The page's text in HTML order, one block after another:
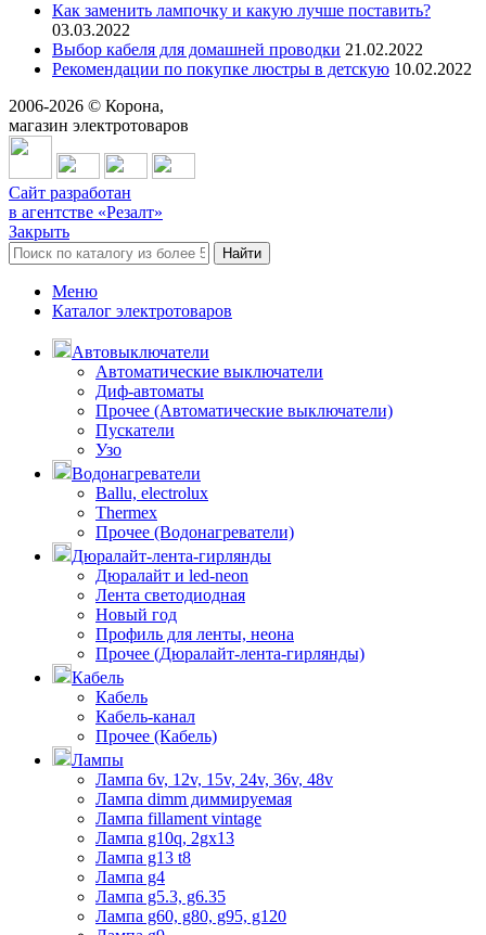
Как заменить лампочку и какую лучше поставить?
03.03.2022
Выбор кабеля для домашней проводки 21.02.2022
Рекомендации по покупке люстры в детскую 10.02.2022
2006-2026 © Корона,
магазин электротоваров
Сайт разработан
в агентстве «Резалт»
Закрыть
Найти
Меню
Каталог электротоваров
Автовыключатели
Автоматические выключатели
Диф-автоматы
Прочее (Автоматические выключатели)
Пускатели
Узо
Водонагреватели
Ballu, electrolux
Thermex
Прочее (Водонагреватели)
Дюралайт-лента-гирлянды
Дюралайт и led-neon
Лента светодиодная
Новый год
Профиль для ленты, неона
Прочее (Дюралайт-лента-гирлянды)
Кабель
Кабель
Кабель-канал
Прочее (Кабель)
Лампы
Лампа 6v, 12v, 15v, 24v, 36v, 48v
Лампа dimm диммируемая
Лампа fillament vintage
Лампа g10q, 2gx13
Лампа g13 t8
Лампа g4
Лампа g5.3, g6.35
Лампа g60, g80, g95, g120